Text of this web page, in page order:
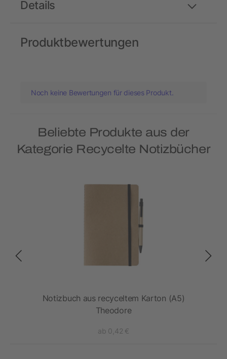
Details
Produktbewertungen
Noch keine Bewertungen für dieses Produkt.
Beliebte Produkte aus der
Kategorie Recycelte Notizbücher
Notizbuch aus recyceltem Karton (A5)
Theodore
ab 0,42 €